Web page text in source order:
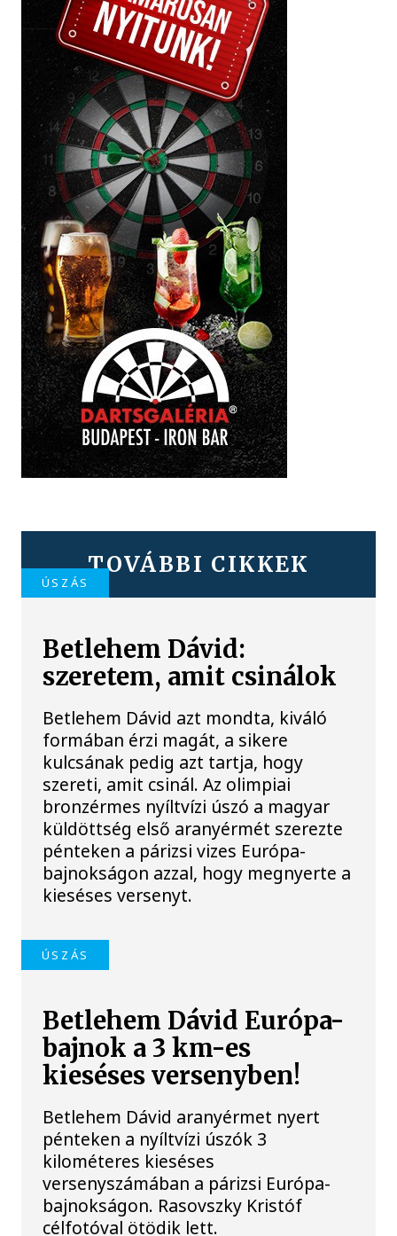
TOVÁBBI CIKKEK
ÚSZÁS
Betlehem Dávid:
szeretem, amit csinálok
Betlehem Dávid azt mondta, kiváló
formában érzi magát, a sikere
kulcsának pedig azt tartja, hogy
szereti, amit csinál. Az olimpiai
bronzérmes nyíltvízi úszó a magyar
küldöttség első aranyérmét szerezte
pénteken a párizsi vizes Európa-
bajnokságon azzal, hogy megnyerte a
kieséses versenyt.
ÚSZÁS
Betlehem Dávid Európa-
bajnok a 3 km-es
kieséses versenyben!
Betlehem Dávid aranyérmet nyert
pénteken a nyíltvízi úszók 3
kilométeres kieséses
versenyszámában a párizsi Európa-
bajnokságon. Rasovszky Kristóf
célfotóval ötödik lett.